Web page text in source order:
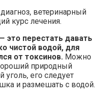
ветеринарный
курс лечения.
это перестать давать
чистой водой, для
от токсинов. Можно
природный
уголь, его следует
и размешать с водой.